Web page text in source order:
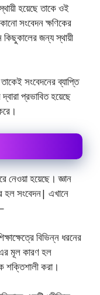
হয়েছে তাকে ওই
সংবেদন ক্ষণিকের
জন্য স্থায়ী
সংবেদনের ব্যাপ্তি
প্রভাবিত হয়েছে
নেওয়া হয়েছে। জ্ঞান
হল সংবেদন| এখানে
বিভিন্ন ধরনের
মূল কারণ হল
শক্তিশালী করা।